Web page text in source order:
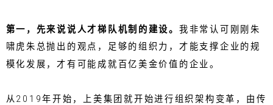
第一，先来说说人才梯队机制的建设。 我非常认可刚刚朱
啸虎朱总抛出的观点，足够的组织力，才能支撑企业的规
模化发展，才有可能成就百亿美金价值的企业。
从2019年开始，上美集团就开始进行组织架构变革，由传